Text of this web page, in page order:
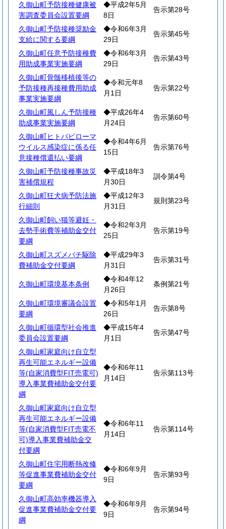
久御山町予防接種健康被
害調査委員会設置要綱
◆平成2年5月
8日
告示第28号
久御山町予防接種奨励金
支給に関する要綱
◆令和6年3月
29日
告示第45号
久御山町任意予防接種費
用助成事業実施要綱
◆令和6年3月
29日
告示第43号
久御山町骨髄移植後等の
予防接種再接種費用助成
事業実施要綱
◆令和元年8
月1日
告示第22号
久御山町風しん予防接種
助成事業実施要綱
◆平成26年4
月24日
告示第60号
久御山町ヒトパピローマ
ウイルス感染症に係る任
意接種償還払い要綱
◆令和4年6月
15日
告示第76号
久御山町予防接種事故災
害補償規程
◆平成18年3
月30日
訓令第4号
久御山町狂犬病予防法施
行細則
◆平成12年3
月31日
規則第23号
久御山町飼い猫等避妊・
去勢手術費等補助金交付
要綱
◆令和2年3月
25日
告示第19号
久御山町スズメバチ駆除
費補助金交付要綱
◆平成29年3
月31日
告示第31号
久御山町環境基本条例
◆令和4年12
月26日
条例第21号
久御山町環境審議会設置
要綱
◆令和5年1月
26日
告示第8号
久御山町循環型社会推進
委員会設置要綱
◆平成15年4
月1日
告示第47号
久御山町家庭向け自立型
再生可能エネルギー設備
等(自家消費型FIT売電可)
導入事業費補助金交付要
綱
◆令和6年11
月14日
告示第113号
久御山町家庭向け自立型
再生可能エネルギー設備
等(自家消費型FIT売電不
可)導入事業費補助金交
付要綱
◆令和6年11
月14日
告示第114号
久御山町住宅用断熱改修
等促進事業費補助金交付
要綱
◆令和6年9月
9日
告示第93号
久御山町高効率機器導入
促進事業費補助金交付要
綱
◆令和6年9月
9日
告示第94号